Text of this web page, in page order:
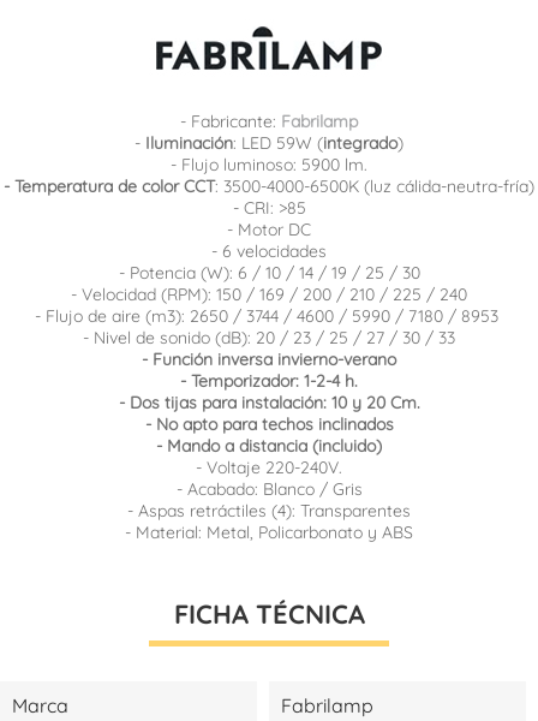
- Fabricante: Fabrilamp
- Iluminación: LED 59W (integrado)
- Flujo luminoso: 5900 lm.
- Temperatura de color CCT: 3500-4000-6500K (luz cálida-neutra-fría)
- CRI: >85
- Motor DC
- 6 velocidades
- Potencia (W): 6 / 10 / 14 / 19 / 25 / 30
- Velocidad (RPM): 150 / 169 / 200 / 210 / 225 / 240
- Flujo de aire (m3): 2650 / 3744 / 4600 / 5990 / 7180 / 8953
- Nivel de sonido (dB): 20 / 23 / 25 / 27 / 30 / 33
- Función inversa invierno-verano
- Temporizador: 1-2-4 h.
- Dos tijas para instalación: 10 y 20 Cm.
- No apto para techos inclinados
- Mando a distancia (incluido)
- Voltaje 220-240V.
- Acabado: Blanco / Gris
- Aspas retráctiles (4): Transparentes
- Material: Metal, Policarbonato y ABS
FICHA TÉCNICA
Marca Fabrilamp